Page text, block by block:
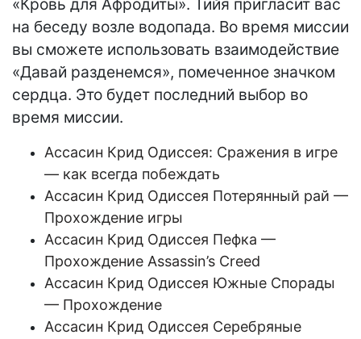
«Кровь для Афродиты». Тийя пригласит вас
на беседу возле водопада. Во время миссии
вы сможете использовать взаимодействие
«Давай разденемся», помеченное значком
сердца. Это будет последний выбор во
время миссии.
Aссасин Крид Одиссея: Сражения в игре
— как всегда побеждать
Aссасин Крид Одиссея Потерянный рай —
Прохождение игры
Aссасин Крид Одиссея Пефка —
Прохождение Assassin’s Creed
Aссасин Крид Одиссея Южные Спорады
— Прохождение
Aссасин Крид Одиссея Серебряные